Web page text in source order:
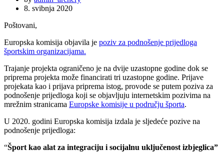
8. svibnja 2020
Poštovani,
Europska komisija objavila je poziv za podnošenje prijedloga
športskim organizacijama.
Trajanje projekta ograničeno je na dvije uzastopne godine dok se
priprema projekta može financirati tri uzastopne godine. Prijave
projekata kao i prijava priprema istog, provode se putem poziva za
podnošenje prijedloga koji se objavljuju internetskim pozivima na
mrežnim stranicama Europske komisije u području športa.
U 2020. godini Europska komisija izdala je sljedeće pozive na
podnošenje prijedloga:
“Šport kao alat za integraciju i socijalnu uključenost izbjeglica”